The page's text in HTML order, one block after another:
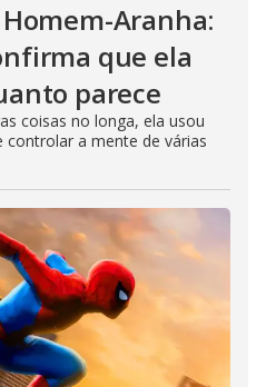
Aranha:
que ela
parece
coisas no longa, ela usou
controlar a mente de várias